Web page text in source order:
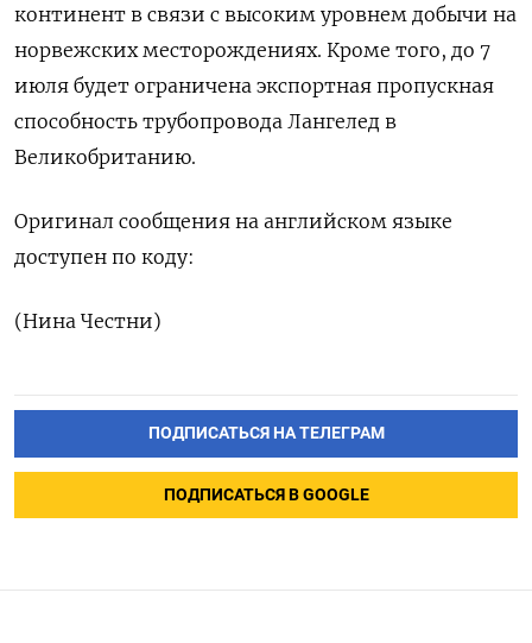
континент в связи с высоким уровнем добычи на
норвежских месторождениях. Кроме того, до 7
июля будет ограничена экспортная пропускная
способность трубопровода Лангелед в
Великобританию.
Оригинал сообщения на английском языке
доступен по коду:
(Нина Честни)
ПОДПИСАТЬСЯ НА ТЕЛЕГРАМ
ПОДПИСАТЬСЯ В GOOGLE